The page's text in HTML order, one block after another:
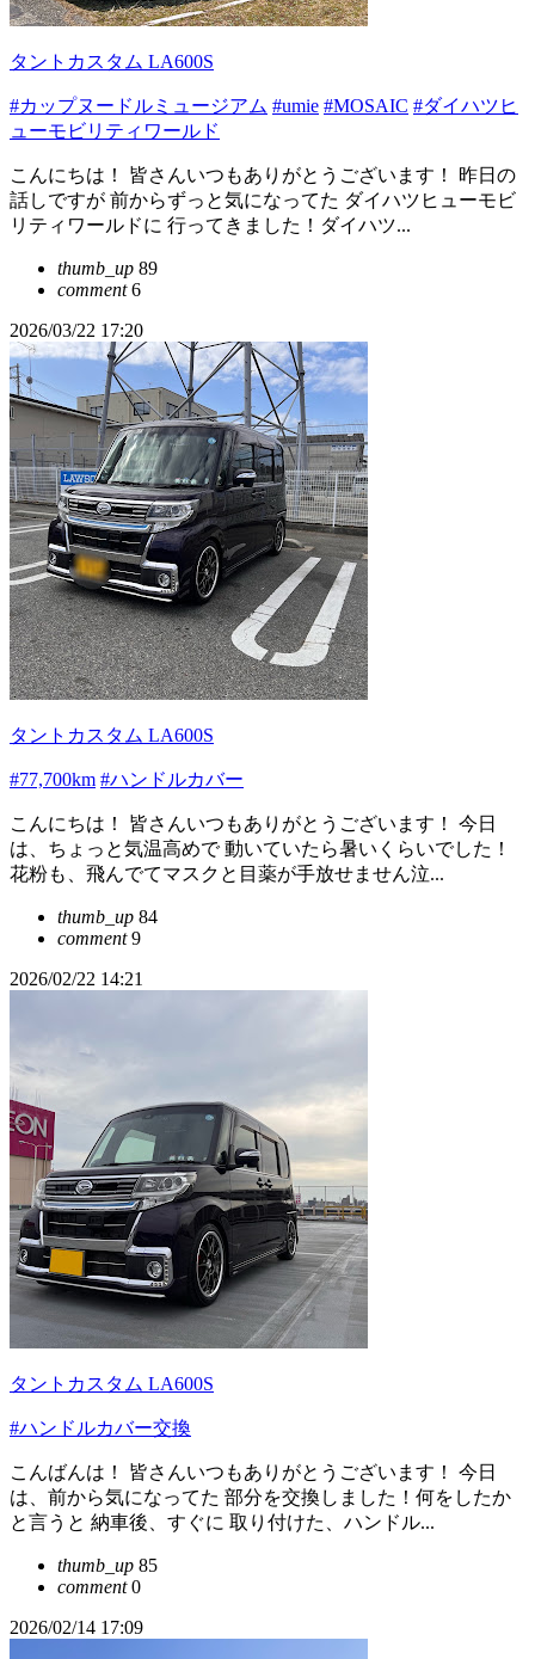
タントカスタム LA600S
#カップヌードルミュージアム #umie #MOSAIC #ダイハツヒ
ューモビリティワールド
こんにちは！ 皆さんいつもありがとうございます！ 昨日の
話しですが 前からずっと気になってた ダイハツヒューモビ
リティワールドに 行ってきました！ダイハツ...
thumb_up 89
comment6
2026/03/22 17:20
タントカスタム LA600S
#77,700km #ハンドルカバー
こんにちは！ 皆さんいつもありがとうございます！ 今日
は、ちょっと気温高めで 動いていたら暑いくらいでした！
花粉も、飛んでてマスクと目薬が手放せません泣...
thumb_up 84
comment9
2026/02/22 14:21
タントカスタム LA600S
#ハンドルカバー交換
こんばんは！ 皆さんいつもありがとうございます！ 今日
は、前から気になってた 部分を交換しました！何をしたか
と言うと 納車後、すぐに 取り付けた、ハンドル...
thumb_up 85
comment0
2026/02/14 17:09